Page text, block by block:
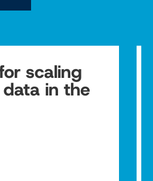
scaling
in the